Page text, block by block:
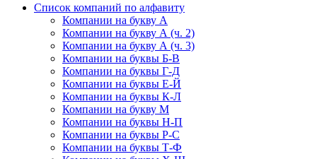
Список компаний по алфавиту
Компании на букву А
Компании на букву А (ч. 2)
Компании на букву А (ч. 3)
Компании на буквы Б-В
Компании на буквы Г-Д
Компании на буквы Е-Й
Компании на буквы К-Л
Компании на букву М
Компании на буквы Н-П
Компании на буквы Р-С
Компании на буквы Т-Ф